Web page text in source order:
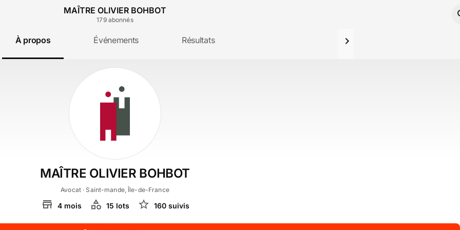
MAÎTRE OLIVIER BOHBOT
179 abonnés
À propos Événements Résultats
MAÎTRE OLIVIER BOHBOT
Avocat· Saint-mande, Île-de-France
4 mois 15 lots 160suivis